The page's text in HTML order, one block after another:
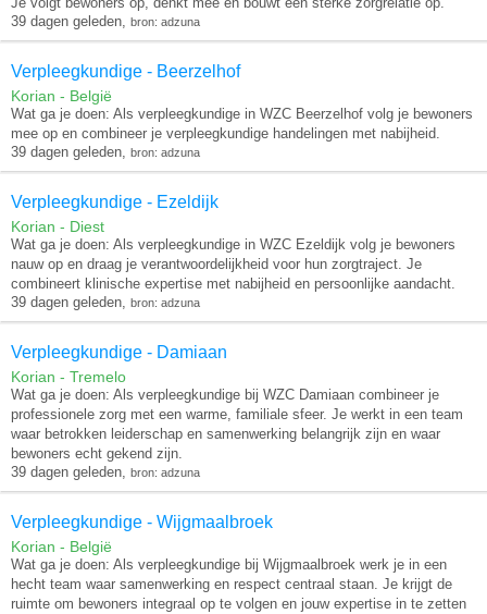
39 dagen geleden, bron: adzuna
Verpleegkundige - Beerzelhof
Korian - België
Wat ga je doen: Als verpleegkundige in WZC Beerzelhof volg je bewoners
mee op en combineer je verpleegkundige handelingen met nabijheid.
39 dagen geleden, bron: adzuna
Verpleegkundige - Ezeldijk
Korian - Diest
Wat ga je doen: Als verpleegkundige in WZC Ezeldijk volg je bewoners
nauw op en draag je verantwoordelijkheid voor hun zorgtraject. Je
combineert klinische expertise met nabijheid en persoonlijke aandacht.
39 dagen geleden, bron: adzuna
Verpleegkundige - Damiaan
Korian - Tremelo
Wat ga je doen: Als verpleegkundige bij WZC Damiaan combineer je
professionele zorg met een warme, familiale sfeer. Je werkt in een team
waar betrokken leiderschap en samenwerking belangrijk zijn en waar
bewoners echt gekend zijn.
39 dagen geleden, bron: adzuna
Verpleegkundige - Wijgmaalbroek
Korian - België
Wat ga je doen: Als verpleegkundige bij Wijgmaalbroek werk je in een
hecht team waar samenwerking en respect centraal staan. Je krijgt de
ruimte om bewoners integraal op te volgen en jouw expertise in te zetten